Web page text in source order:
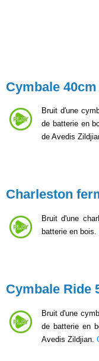
Cymbale 40cm
Bruit d'une
de batterie en
de Avedis
Charleston
Bruit d'une
batterie en bois.
Cymbale Ride
Bruit d'une
de batterie en
Avedis Zildjian.